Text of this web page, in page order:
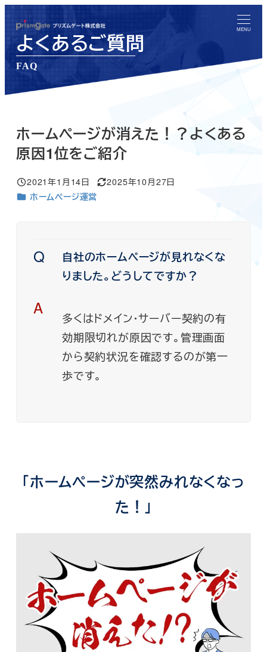
ン
コ
テ
MENU
よくあるご質問
FAQ
ホームページが消えた！？よくある
原因1位をご紹介
投稿日
2021年1月14日
更新日
2025年10月27日
よくあるご質問カテゴリー
ホームページ運営
Q
自社のホームページが見れなくな
りました。どうしてですか？
A
多くはドメイン・サーバー契約の有
効期限切れが原因です。管理画面
から契約状況を確認するのが第一
歩です。
「ホームページが突然みれなくなっ
た！」